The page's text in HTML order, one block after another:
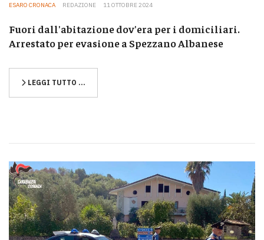
ESARO CRONACA REDAZIONE 11 OTTOBRE 2024
Fuori dall'abitazione dov'era per i domiciliari.
Arrestato per evasione a Spezzano Albanese
LEGGI TUTTO …